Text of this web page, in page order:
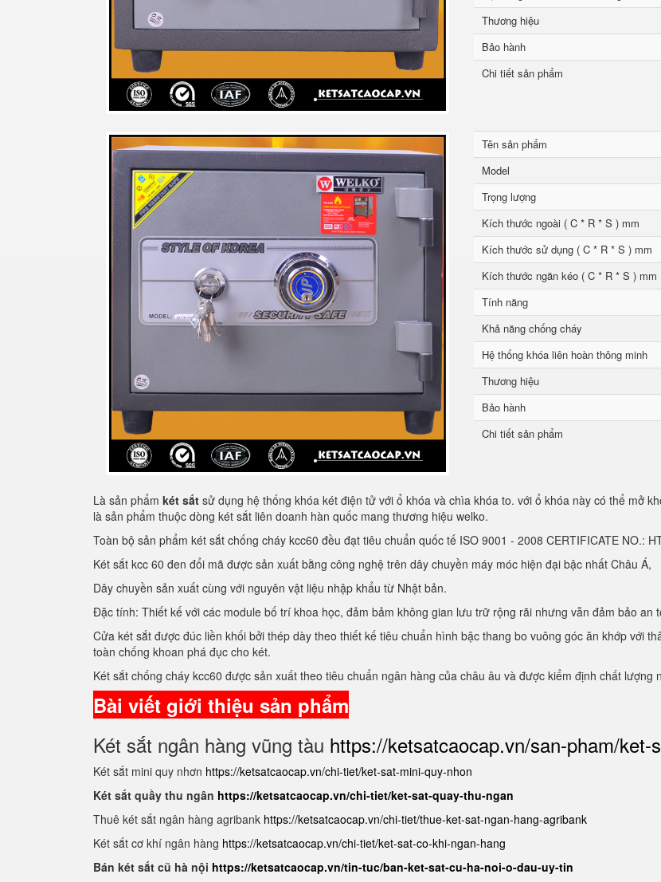
Thương hiệu
Bảo hành
Chi tiết sản phẩm
Tên sản phẩm
Model
Trọng lượng
Kích thước ngoài ( C * R * S ) mm
Kích thước sử dụng ( C * R * S ) mm
Kích thước ngăn kéo ( C * R * S ) mm
Tính năng
Khả năng chống cháy
Hệ thống khóa liên hoàn thông minh
Thương hiệu
Bảo hành
Chi tiết sản phẩm
Là sản phẩm két sắt sử dụng hệ thống khóa két điện tử với ổ khóa và chìa khóa to. với ổ khóa này có thể mở
là sản phẩm thuộc dòng két sắt liên doanh hàn quốc mang thương hiệu welko.
Toàn bộ sản phẩm két sắt chống cháy kcc60 đều đạt tiêu chuẩn quốc tế ISO 9001 - 2008 CERTIFICATE NO.:
Két sắt kcc 60 đen đổi mã được sản xuất bằng công nghệ trên dây chuyền máy móc hiện đại bậc nhất Châu Á,
Dây chuyền sản xuất cùng với nguyên vật liệu nhập khẩu từ Nhật bản.
Đặc tính: Thiết kế với các module bố trí khoa học, đảm bảm không gian lưu trữ rộng rãi nhưng vẫn đảm bảo an
Cửa két sắt được đúc liền khối bởi thép dày theo thiết kế tiêu chuẩn hình bậc thang bo vuông góc ăn khớp với
toàn chống khoan phá đục cho két.
Két sắt chống cháy kcc60 được sản xuất theo tiêu chuẩn ngân hàng của châu âu và được kiểm định chất lượng
Bài viết giới thiệu sản phẩm
Két sắt ngân hàng vũng tàu https://ketsatcaocap.vn/san-pham/ket-
Két sắt mini quy nhơn https://ketsatcaocap.vn/chi-tiet/ket-sat-mini-quy-nhon
Két sắt quầy thu ngân https://ketsatcaocap.vn/chi-tiet/ket-sat-quay-thu-ngan
Thuê két sắt ngân hàng agribank https://ketsatcaocap.vn/chi-tiet/thue-ket-sat-ngan-hang-agribank
Két sắt cơ khí ngân hàng https://ketsatcaocap.vn/chi-tiet/ket-sat-co-khi-ngan-hang
Bán két sắt cũ hà nội https://ketsatcaocap.vn/tin-tuc/ban-ket-sat-cu-ha-noi-o-dau-uy-tin